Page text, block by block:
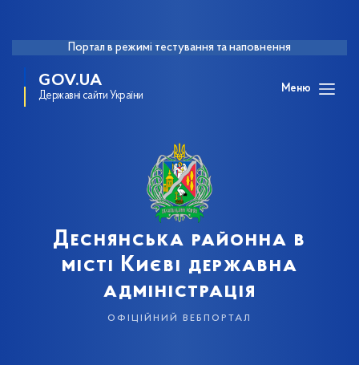
Портал в режимі тестування та наповнення
GOV.UA
Державні сайти України
Меню
Деснянська районна в
місті Києві державна
адміністрація
офіційний вебпортал